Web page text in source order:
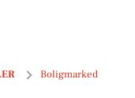
Boligmarked
44 og 1 anden